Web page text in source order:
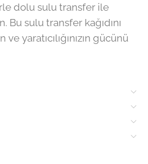
dolu sulu transfer ile
Bu sulu transfer kağıdını
yaratıcılığınızın gücünü